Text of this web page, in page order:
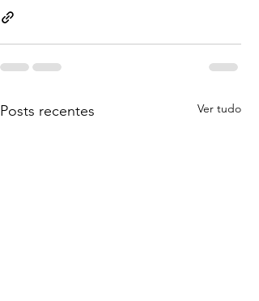
Posts recentes Ver tudo